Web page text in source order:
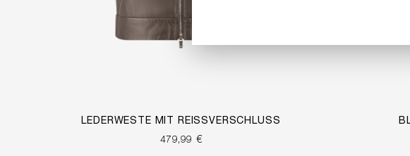
LEDERWESTE MIT REISSVERSCHLUSS
479,99 €